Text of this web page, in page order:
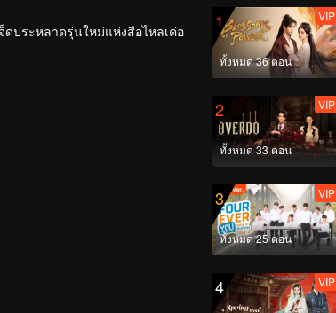
ประหลาดรุ่นใหม่แห่งสือไหลเค่อ
ทำให้สำนักถังร่วงโรย สิ่ง
1
ทั้งหมด 36 ตอน
VIP
2
ทั้งหมด 33 ตอน
VIP
3
ทั้งหมด 25 ตอน
VIP
4 VIP